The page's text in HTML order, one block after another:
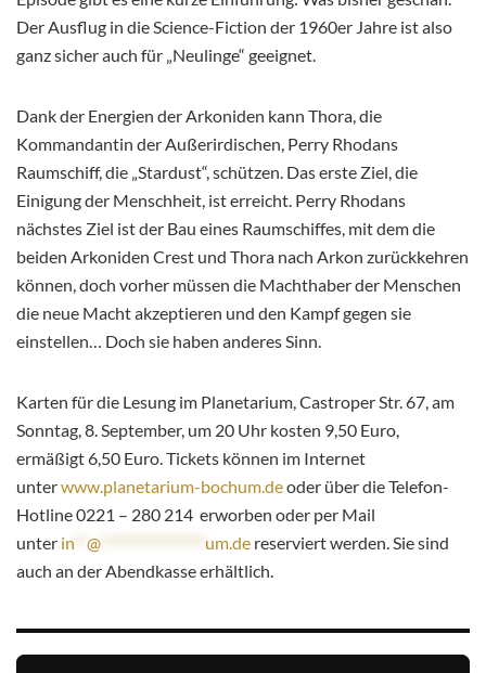
Der Ausflug in die Science-Fiction der 1960er Jahre ist also
ganz sicher auch für „Neulinge“ geeignet.
Dank der Energien der Arkoniden kann Thora, die
Kommandantin der Außerirdischen, Perry Rhodans
Raumschiff, die „Stardust“, schützen. Das erste Ziel, die
Einigung der Menschheit, ist erreicht. Perry Rhodans
nächstes Ziel ist der Bau eines Raumschiffes, mit dem die
beiden Arkoniden Crest und Thora nach Arkon zurückkehren
können, doch vorher müssen die Machthaber der Menschen
die neue Macht akzeptieren und den Kampf gegen sie
einstellen… Doch sie haben anderes Sinn.
Karten für die Lesung im Planetarium, Castroper Str. 67, am
Sonntag, 8. September, um 20 Uhr kosten 9,50 Euro,
ermäßigt 6,50 Euro. Tickets können im Internet
unterwww.planetarium-bochum.deoder über die Telefon-
Hotline 0221 – 280 214 erworben oder per Mail
unter in @ um.de reserviert werden. Sie sind
auch an der Abendkasse erhältlich.